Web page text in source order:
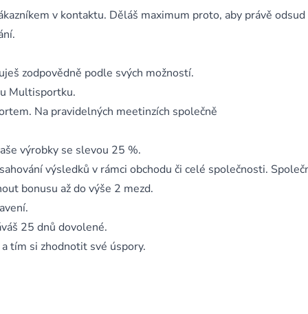
v kontaktu. Děláš maximum proto, aby právě odsud
zodpovědně podle svých možností.
Multisportku.
Na pravidelných meetinzích společně
výrobky se slevou 25 %.
výsledků v rámci obchodu či celé společnosti.
bonusu až do výše 2 mezd.
25 dnů dovolené.
tím si zhodnotit své úspory.